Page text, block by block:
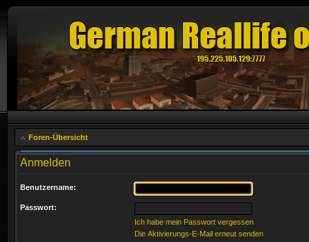
Foren-Übersicht
Anmelden
Benutzername:
Passwort:
Ich habe mein Passwort vergessen
Die Aktivierungs-E-Mail erneut senden